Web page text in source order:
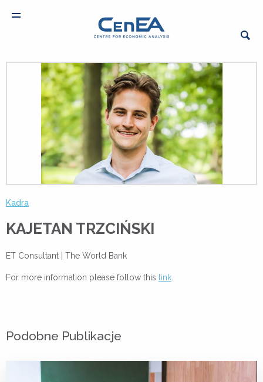
Kadra
KAJETAN TRZCIŃSKI
ET Consultant | The World Bank
For more information please follow this link
Podobne Publikacje